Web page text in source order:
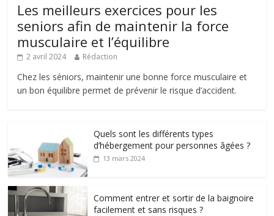
Les meilleurs exercices pour les
seniors afin de maintenir la force
musculaire et l’équilibre
2 avril 2024 Rédaction
Chez les séniors, maintenir une bonne force musculaire et
un bon équilibre permet de prévenir le risque d’accident.
Quels sont les différents types
d’hébergement pour personnes âgées ?
13 mars 2024
Comment entrer et sortir de la baignoire
facilement et sans risques ?